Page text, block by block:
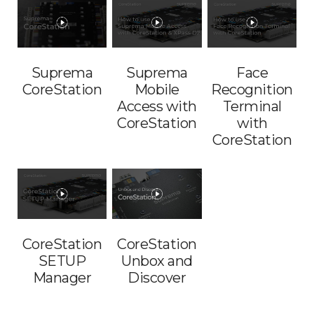
Suprema
CoreStation
Suprema
Mobile
Access with
CoreStation
Face
Recognition
Terminal
with
CoreStation
CoreStation
SETUP
Manager
CoreStation
Unbox and
Discover